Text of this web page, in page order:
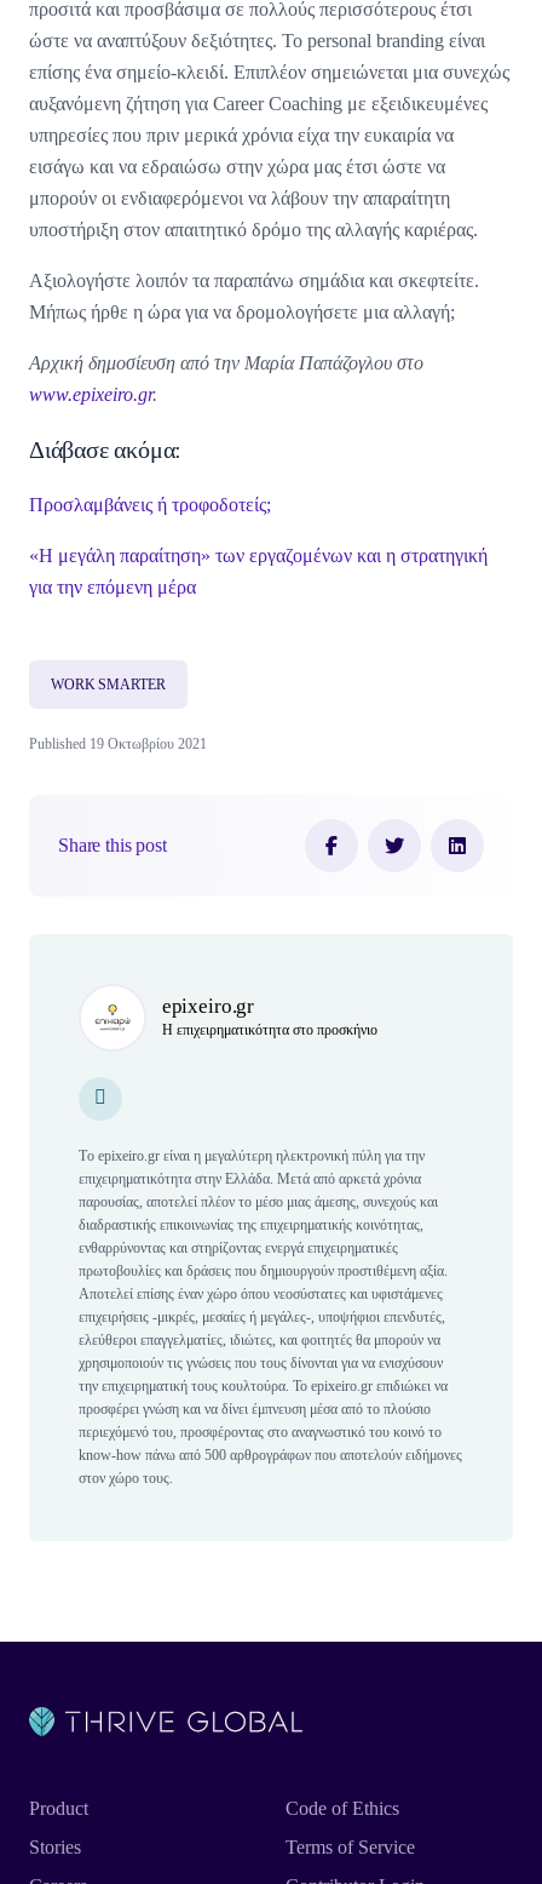
προσιτά και προσβάσιμα σε πολλούς περισσότερους έτσι
ώστε να αναπτύξουν δεξιότητες. Το personal branding είναι
επίσης ένα σημείο-κλειδί. Επιπλέον σημειώνεται μια συνεχώς
αυξανόμενη ζήτηση για Career Coaching με εξειδικευμένες
υπηρεσίες που πριν μερικά χρόνια είχα την ευκαιρία να
εισάγω και να εδραιώσω στην χώρα μας έτσι ώστε να
μπορούν οι ενδιαφερόμενοι να λάβουν την απαραίτητη
υποστήριξη στον απαιτητικό δρόμο της αλλαγής καριέρας.
Αξιολογήστε λοιπόν τα παραπάνω σημάδια και σκεφτείτε.
Μήπως ήρθε η ώρα για να δρομολογήσετε μια αλλαγή;
Αρχική δημοσίευση από την Μαρία Παπάζογλου στο
www.epixeiro.gr.
Διάβασε ακόμα:
Προσλαμβάνεις ή τροφοδοτείς;
«Η μεγάλη παραίτηση» των εργαζομένων και η στρατηγική
για την επόμενη μέρα
WORK SMARTER
Published 19 Οκτωβρίου 2021
Share this post
epixeiro.gr
Η επιχειρηματικότητα στο προσκήνιο
Personal Website
Personal Website
Tο epixeiro.gr είναι η μεγαλύτερη ηλεκτρονική πύλη για την
επιχειρηματικότητα στην Ελλάδα. Μετά από αρκετά χρόνια
παρουσίας, αποτελεί πλέον το μέσο μιας άμεσης, συνεχούς και
διαδραστικής επικοινωνίας της επιχειρηματικής κοινότητας,
ενθαρρύνοντας και στηρίζοντας ενεργά επιχειρηματικές
πρωτοβουλίες και δράσεις που δημιουργούν προστιθέμενη αξία.
Αποτελεί επίσης έναν χώρο όπου νεοσύστατες και υφιστάμενες
επιχειρήσεις -μικρές, μεσαίες ή μεγάλες-, υποψήφιοι επενδυτές,
ελεύθεροι επαγγελματίες, ιδιώτες, και φοιτητές θα μπορούν να
χρησιμοποιούν τις γνώσεις που τους δίνονται για να ενισχύσουν
την επιχειρηματική τους κουλτούρα. Το epixeiro.gr επιδιώκει να
προσφέρει γνώση και να δίνει έμπνευση μέσα από το πλούσιο
περιεχόμενό του, προσφέροντας στο αναγνωστικό του κοινό το
know-how πάνω από 500 αρθρογράφων που αποτελούν ειδήμονες
στον χώρο τους.
Product
Stories
Code of Ethics
Terms of Service